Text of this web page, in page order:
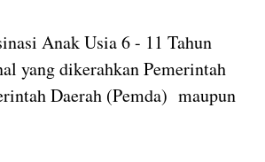
Anak Usia 6 - 11 Tahun
yang dikerahkan Pemerintah
Daerah (Pemda) maupun